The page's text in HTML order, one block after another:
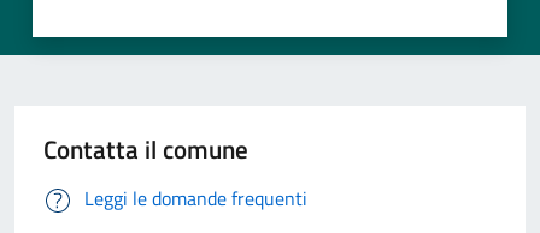
Contatta il comune
Leggi le domande frequenti